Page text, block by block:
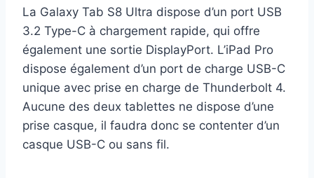
La Galaxy Tab S8 Ultra dispose d’un port USB
3.2 Type-C à chargement rapide, qui offre
également une sortie DisplayPort. L’iPad Pro
dispose également d’un port de charge USB-C
unique avec prise en charge de Thunderbolt 4.
Aucune des deux tablettes ne dispose d’une
prise casque, il faudra donc se contenter d’un
casque USB-C ou sans fil.